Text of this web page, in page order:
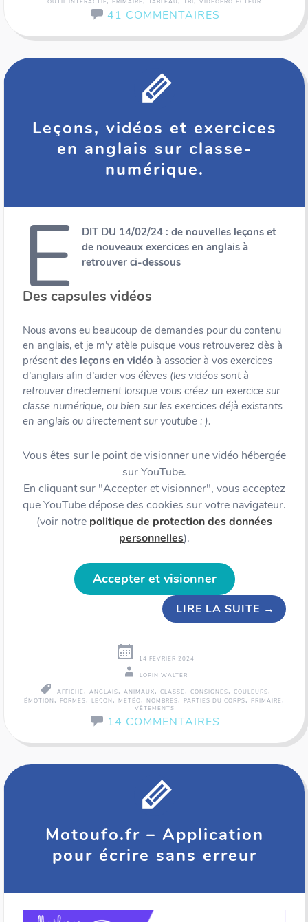
OUTIL INTERACTIF PRIMAIRE TABLEAU TBI VIDÉOPROJECTEUR
41 COMMENTAIRES
Leçons, vidéos et exercices
en anglais sur classe-
numérique.
E
DIT DU 14/02/24 : de nouvelles leçons et
de nouveaux exercices en anglais à
retrouver ci-dessous
Des capsules vidéos
Nous avons eu beaucoup de demandes pour du contenu
en anglais, et je m’y atèle puisque vous retrouverez dès à
présent des leçons en vidéo à associer à vos exercices
d’anglais afin d’aider vos élèves (les vidéos sont à
retrouver directement lorsque vous créez un exercice sur
classe numérique, ou bien sur les exercices déjà existants
en anglais ou directement sur youtube : ).
Vous êtes sur le point de visionner une vidéo hébergée
sur YouTube.
En cliquant sur "Accepter et visionner", vous acceptez
que YouTube dépose des cookies sur votre navigateur.
(voir notre politique de protection des données
personnelles).
Accepter et visionner
LIRE LA SUITE →
14 FÉVRIER 2024
LORIN WALTER
AFFICHE , ANGLAIS, ANIMAUX, CLASSE , CONSIGNES, COULEURS,
ÉMOTION , FORMES, LEÇON , MÉTÉO, NOMBRES, PARTIES DU CORPS, PRIMAIRE ,
VÊTEMENTS
14 COMMENTAIRES
Motoufo.fr – Application
pour écrire sans erreur